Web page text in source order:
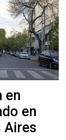
en
en
Aires